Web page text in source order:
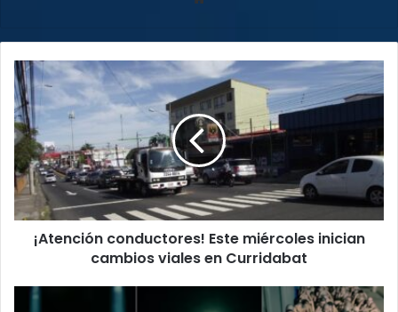
¡Atención
conductores!
Este
miércoles
inician
cambios
viales
en
Curridabat
¡Atención conductores! Este miércoles inician
cambios viales en Curridabat
Bukele